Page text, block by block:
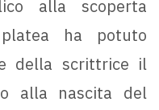
alla scoperta
platea ha potuto
della scrittrice il
alla nascita del